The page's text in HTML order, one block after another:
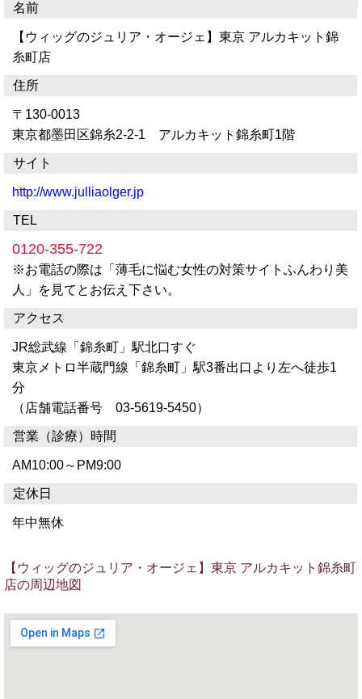
名前
【ウィッグのジュリア・オージェ】東京 アルカキット錦
糸町店
住所
〒130-0013
東京都墨田区錦糸2-2-1 アルカキット錦糸町1階
サイト
http://www.julliaolger.jp
TEL
0120-355-722
※お電話の際は「薄毛に悩む女性の対策サイトふんわり美
人」を見てとお伝え下さい。
アクセス
JR総武線「錦糸町」駅北口すぐ
東京メトロ半蔵門線「錦糸町」駅3番出口より左へ徒歩1
分
（店舗電話番号 03-5619-5450）
営業（診療）時間
AM10:00～PM9:00
定休日
年中無休
【ウィッグのジュリア・オージェ】東京 アルカキット錦糸町
店の周辺地図